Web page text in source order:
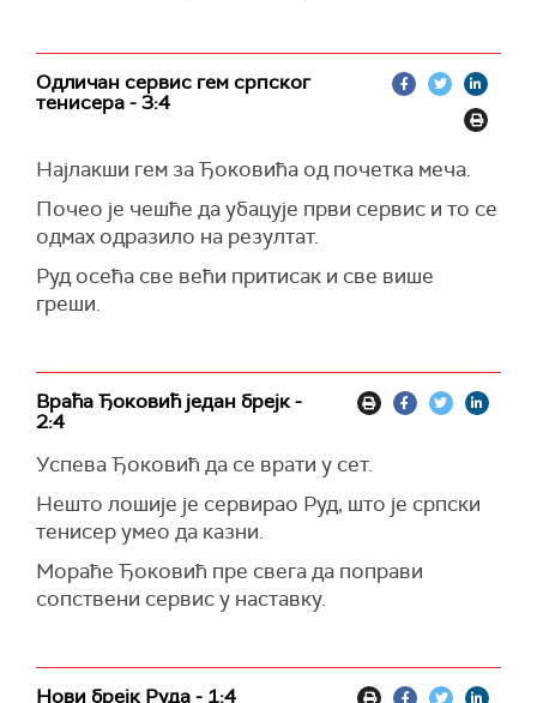
Одличан сервис гем српског
тенисера - 3:4
Најлакши гем за Ђоковића од почетка меча.
Почео је чешће да убацује први сервис и то се
одмах одразило на резултат.
Руд осећа све већи притисак и све више
греши.
Враћа Ђоковић један брејк -
2:4
Успева Ђоковић да се врати у сет.
Нешто лошије је сервирао Руд, што је српски
тенисер умео да казни.
Мораће Ђоковић пре свега да поправи
сопствени сервис у наставку.
Нови брејк Руда - 1:4